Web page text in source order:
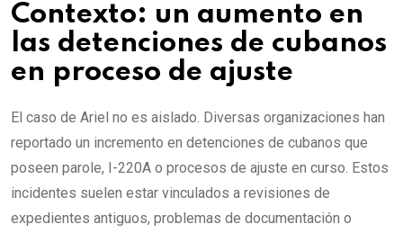
Contexto: un aumento en
las detenciones de cubanos
en proceso de ajuste
El caso de Ariel no es aislado. Diversas organizaciones han
reportado un incremento en detenciones de cubanos que
poseen parole, I-220A o procesos de ajuste en curso. Estos
incidentes suelen estar vinculados a revisiones de
expedientes antiguos, problemas de documentación o